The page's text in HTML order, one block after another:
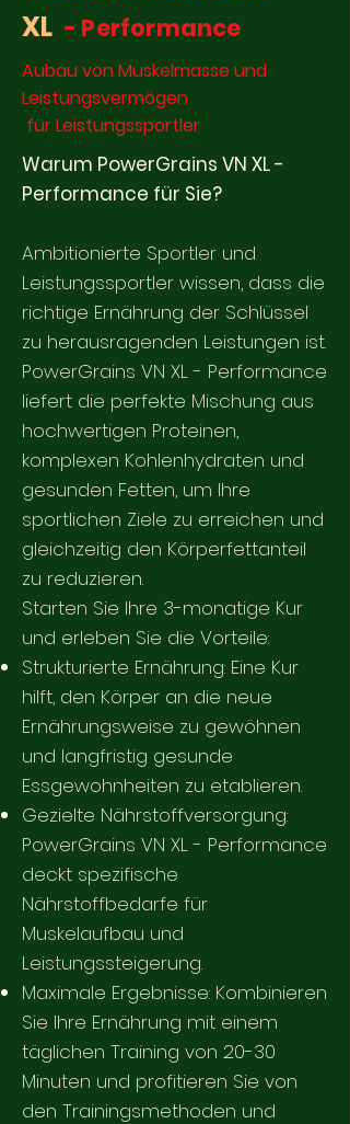
XL - Performance
Aubau von Muskelmasse und
Leistungsvermögen
für Leistungssportler
Warum PowerGrains VN XL -
Performance für Sie?
Ambitionierte Sportler und
Leistungssportler wissen, dass die
richtige Ernährung der Schlüssel
zu herausragenden Leistungen ist.
PowerGrains VN XL - Performance
liefert die perfekte Mischung aus
hochwertigen Proteinen,
komplexen Kohlenhydraten und
gesunden Fetten, um Ihre
sportlichen Ziele zu erreichen und
gleichzeitig den Körperfettanteil
zu reduzieren.
Starten Sie Ihre 3-monatige Kur
und erleben Sie die Vorteile:
Strukturierte Ernährung: Eine Kur
hilft, den Körper an die neue
Ernährungsweise zu gewöhnen
und langfristig gesunde
Essgewohnheiten zu etablieren.
Gezielte Nährstoffversorgung:
PowerGrains VN XL - Performance
deckt spezifische
Nährstoffbedarfe für
Muskelaufbau und
Leistungssteigerung.
Maximale Ergebnisse: Kombinieren
Sie Ihre Ernährung mit einem
täglichen Training von 20-30
Minuten und profitieren Sie von
den Trainingsmethoden und